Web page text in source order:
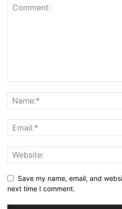
Save my name, email, and
next time I comment.